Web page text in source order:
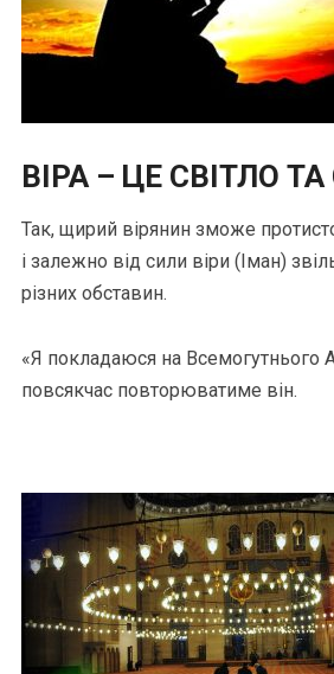
ВІРА – ЦЕ СВІТЛО
Так, щирий вірянин зможе
і залежно від сили віри (Іман)
різних обставин.
«Я покладаюся на Всемогутнього
повсякчас повторюватиме він.